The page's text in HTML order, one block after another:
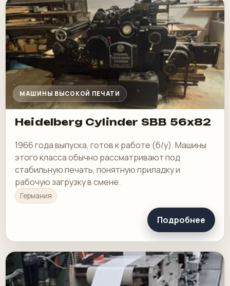
МАШИНЫ ВЫСОКОЙ ПЕЧАТИ
Heidelberg Cylinder SBB 56x82
1966 года выпуска, готов к работе (б/у). Машины
этого класса обычно рассматривают под
стабильную печать, понятную приладку и
рабочую загрузку в смене.
Германия
Подробнее